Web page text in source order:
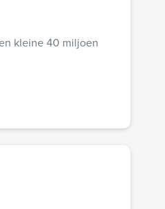
kleine 40 miljoen